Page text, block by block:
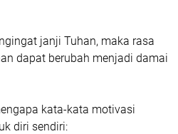
janji Tuhan, maka rasa
dapat berubah menjadi damai
kata-kata motivasi
diri sendiri: